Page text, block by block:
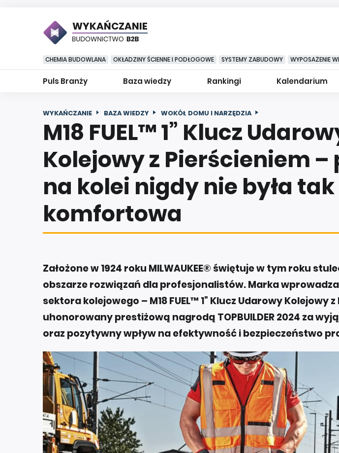
WYKAŃCZANIE
CHEMIA BUDOWLANA OKŁADZINY ŚCIENNE I PODŁOGOWE SYSTEMY ZABUDOWY WYPOSAŻENIE
Puls Branży Baza wiedzy Rankingi Kalendarium
WYKAŃCZANIE BAZA WIEDZY WOKÓŁ DOMU I NARZĘDZIA
M18 FUEL™ 1” Klucz
Kolejowy z Pierścieniem –
na kolei nigdy nie była tak
komfortowa
Założone w 1924 roku MILWAUKEE® świętuje w tym roku
obszarze rozwiązań dla profesjonalistów. Marka
sektora kolejowego – M18 FUEL™ 1” Klucz Udarowy Kolejowy
uhonorowany prestiżową nagrodą TOPBUILDER 2024 za
oraz pozytywny wpływ na efektywność i bezpieczeństwo